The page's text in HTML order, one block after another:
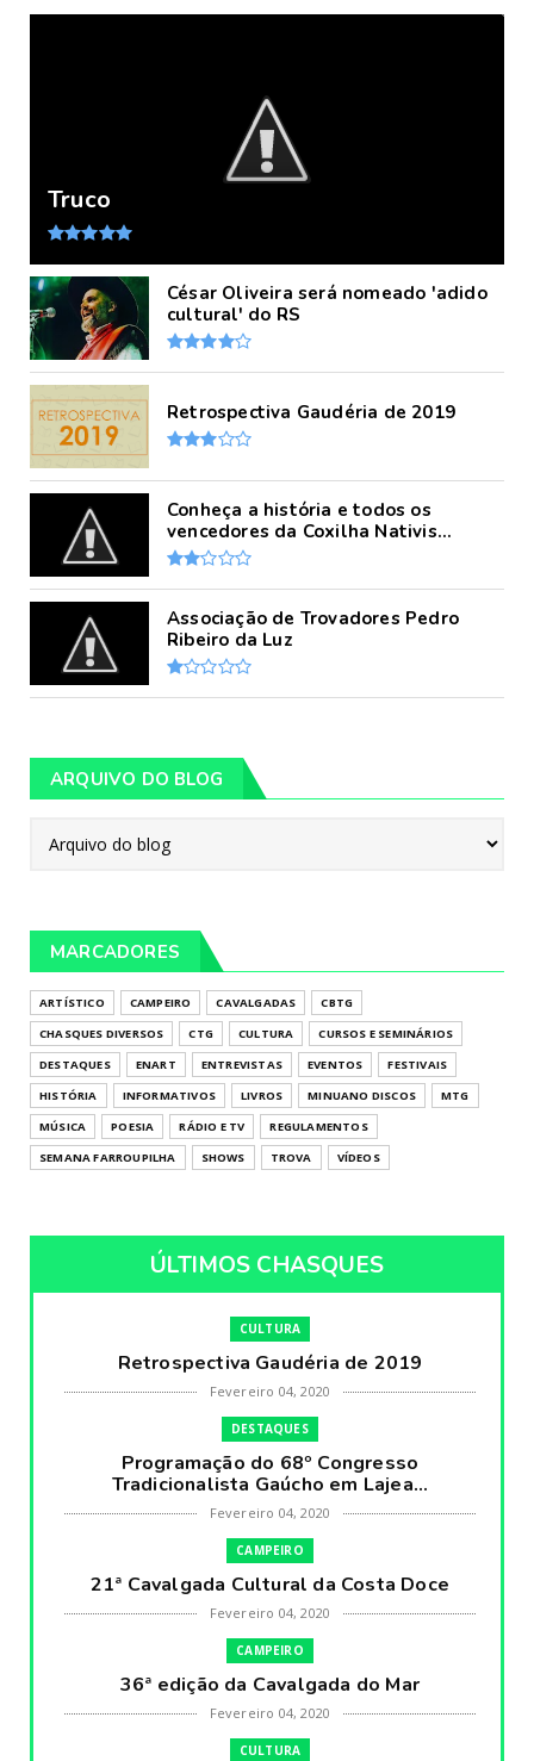
Truco
César Oliveira será nomeado 'adido
cultural' do RS
Retrospectiva Gaudéria de 2019
Conheça a história e todos os
vencedores da Coxilha Nativis...
Associação de Trovadores Pedro
Ribeiro da Luz
ARQUIVO DO BLOG
MARCADORES
ARTÍSTICO CAMPEIRO CAVALGADAS
CBTG
CHASQUES DIVERSOS
CTG CULTURA
CURSOS E SEMINÁRIOS
DESTAQUES
ENART ENTREVISTAS EVENTOS
FESTIVAIS
HISTÓRIA
INFORMATIVOS LIVROS MINUANO DISCOS
MTG
MÚSICA
POESIA RÁDIO E TV
REGULAMENTOS
SEMANA FARROUPILHA
SHOWS TROVA VÍDEOS
ÚLTIMOS CHASQUES
CULTURA
Retrospectiva Gaudéria de 2019
Fevereiro 04, 2020
DESTAQUES
Programação do 68º Congresso
Tradicionalista Gaúcho em Lajea...
Fevereiro 04, 2020
CAMPEIRO
21ª Cavalgada Cultural da Costa Doce
Fevereiro 04, 2020
CAMPEIRO
36ª edição da Cavalgada do Mar
Fevereiro 04, 2020
CULTURA